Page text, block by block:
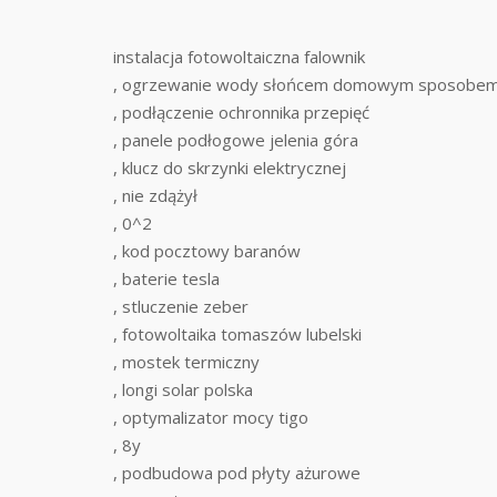
instalacja fotowoltaiczna falownik
, ogrzewanie wody słońcem domowym
, podłączenie ochronnika przepięć
, panele podłogowe jelenia góra
, klucz do skrzynki elektrycznej
, nie zdążył
, 0^2
, kod pocztowy baranów
, baterie tesla
, stluczenie zeber
, fotowoltaika tomaszów lubelski
, mostek termiczny
, longi solar polska
, optymalizator mocy tigo
, 8y
, podbudowa pod płyty ażurowe